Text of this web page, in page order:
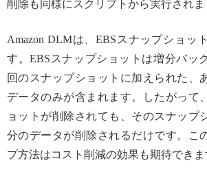
削除も同様にスクリプトから実行されま
Amazon DLMは、EBSスナップショッ
す。EBSスナップショットは増分バッ
回のスナップショットに加えられた、
データのみが含まれます。したがって
ョットが削除されても、そのスナップ
分のデータが削除されるだけです。こ
プ方法はコスト削減の効果も期待できま